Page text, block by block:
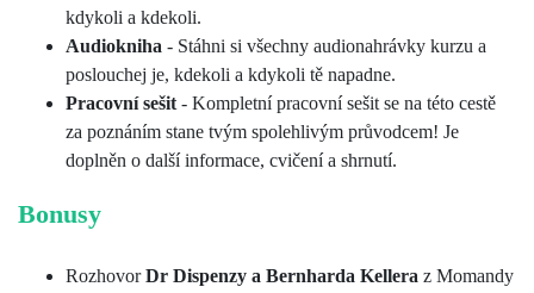
kdykoli a kdekoli.
Audiokniha - Stáhni si všechny audionahrávky kurzu a
poslouchej je, kdekoli a kdykoli tě napadne.
Pracovní sešit - Kompletní pracovní sešit se na této cestě
za poznáním stane tvým spolehlivým průvodcem! Je
doplněn o další informace, cvičení a shrnutí.
Bonusy
RozhovorDr Dispenzy a Bernharda Kellera z Momandy